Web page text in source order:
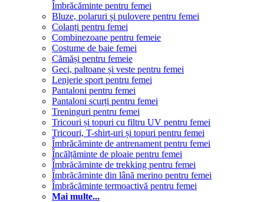
Îmbrăcăminte pentru femei
Bluze, polaruri și pulovere pentru femei
Colanți pentru femei
Combinezoane pentru femeie
Costume de baie femei
Cămăși pentru femeie
Geci, paltoane și veste pentru femei
Lenjerie sport pentru femei
Pantaloni pentru femei
Pantaloni scurți pentru femei
Treninguri pentru femei
Tricouri și topuri cu filtru UV pentru femei
Tricouri, T-shirt-uri și topuri pentru femei
Îmbrăcăminte de antrenament pentru femei
Încălțăminte de ploaie pentru femei
Îmbrăcăminte de trekking pentru femei
Îmbrăcăminte din lână merino pentru femei
Îmbrăcăminte termoactivă pentru femei
Mai multe...